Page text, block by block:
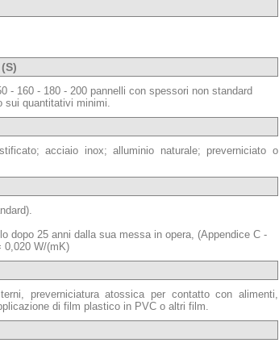
- 160 - 180 - 200 pannelli con spessori non standard
sui quantitativi minimi.
acciaio inox; alluminio naturale; preverniciato o
dopo 25 anni dalla sua messa in opera, (Appendice C -
0,020 W/(mK)
preverniciatura atossica per contatto con alimenti,
di film plastico in PVC o altri film.